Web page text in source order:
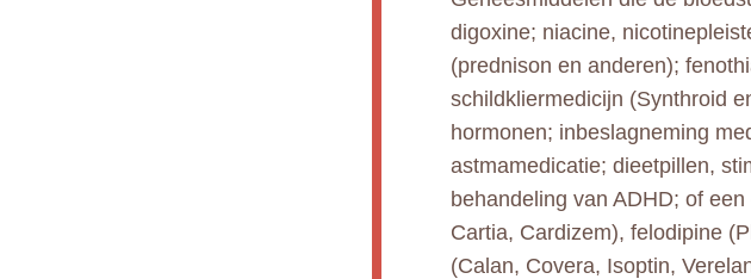
digoxine; niacine,
(prednison en anderen);
schildkliermedicijn (Synthroid
hormonen; inbeslagneming
astmamedicatie; dieetpillen,
behandeling van ADHD; of
Cartia, Cardizem), felodipine
(Calan, Covera, Isoptin,